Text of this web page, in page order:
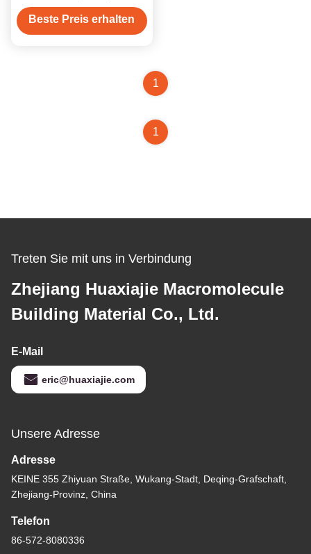
Oberfläche, 1220 x 2440
mm
Beste Preis erhalten
1
1
Treten Sie mit uns in Verbindung
Zhejiang Huaxiajie Macromolecule
Building Material Co., Ltd.
E-Mail
eric@huaxiajie.com
Unsere Adresse
Adresse
KEINE 355 Zhiyuan Straße, Wukang-Stadt, Deqing-Grafschaft,
Zhejiang-Provinz, China
Telefon
86-572-8080336